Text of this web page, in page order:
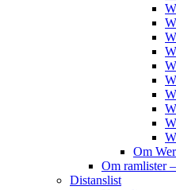
Om
Om ramlister
Distanslist